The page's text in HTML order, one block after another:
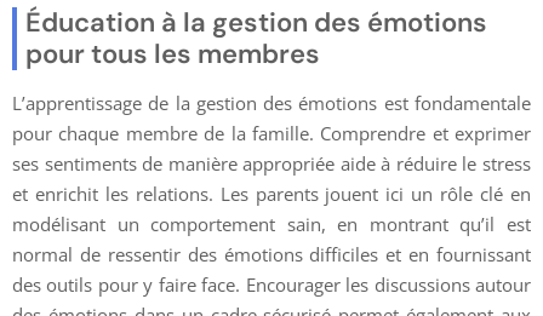
Éducation à la gestion des émotions
pour tous les membres
L’apprentissage de la gestion des émotions est fondamentale
pour chaque membre de la famille. Comprendre et exprimer
ses sentiments de manière appropriée aide à réduire le stress
et enrichit les relations. Les parents jouent ici un rôle clé en
modélisant un comportement sain, en montrant qu’il est
normal de ressentir des émotions difficiles et en fournissant
des outils pour y faire face. Encourager les discussions autour